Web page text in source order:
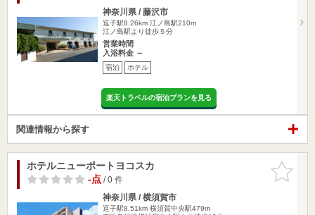
神奈川県 / 藤沢市
逗子駅8.26km 江ノ島駅210m
江ノ島駅より徒歩５分
営業時間
入浴料金 ～
宿泊 ホテル
楽天トラベルの宿泊プランを見る
関連情報から探す
お気に入
りに追加
ホテルニューポートヨコスカ
-点/ 0 件
神奈川県 / 横須賀市
逗子駅8.51km 横須賀中央駅479m